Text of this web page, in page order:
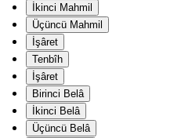
İkinci Mahmil
Üçüncü Mahmil
İşâret
Tenbîh
İşâret
Birinci Belâ
İkinci Belâ
Üçüncü Belâ